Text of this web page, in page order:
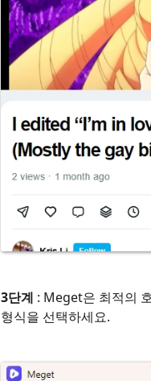
3단계 : Meget은 최적의
형식을 선택하세요.